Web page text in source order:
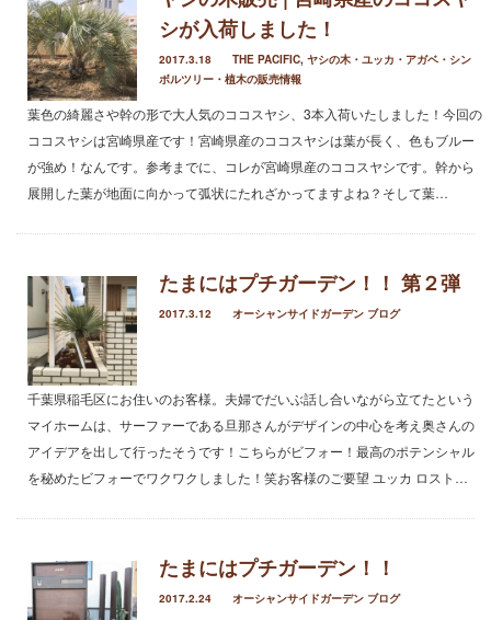
シが入荷しました！
2017.3.18 THE PACIFIC, ヤシの木・ユッカ・アガベ・シン
ボルツリー・植木の販売情報
葉色の綺麗さや幹の形で大人気のココスヤシ、3本入荷いたしました！今回の
ココスヤシは宮崎県産です！宮崎県産のココスヤシは葉が長く、色もブルー
が強め！なんです。参考までに、コレが宮崎県産のココスヤシです。幹から
展開した葉が地面に向かって弧状にたれざかってますよね？そして葉…
たまにはプチガーデン！！ 第２弾
2017.3.12 オーシャンサイドガーデン ブログ
千葉県稲毛区にお住いのお客様。夫婦でだいぶ話し合いながら立てたという
マイホームは、サーファーである旦那さんがデザインの中心を考え奥さんの
アイデアを出して行ったそうです！こちらがビフォー！最高のポテンシャル
を秘めたビフォーでワクワクしました！笑お客様のご要望 ユッカ ロスト…
たまにはプチガーデン！！
2017.2.24 オーシャンサイドガーデン ブログ
2022年11月
2022年9月
2022年6月
2022年5月
2022年4月
2022年1月
2021年12月
2021年9月
2021年7月
2021年6月
2021年5月
2021年4月
2021年3月
2021年2月
2021年1月
2020年12月
2020年10月
2020年8月
2020年3月